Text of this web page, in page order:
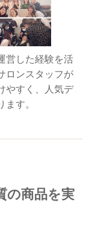
営した経験を活
ロンスタッフが
やすく、人気デ
す。
の商品を実